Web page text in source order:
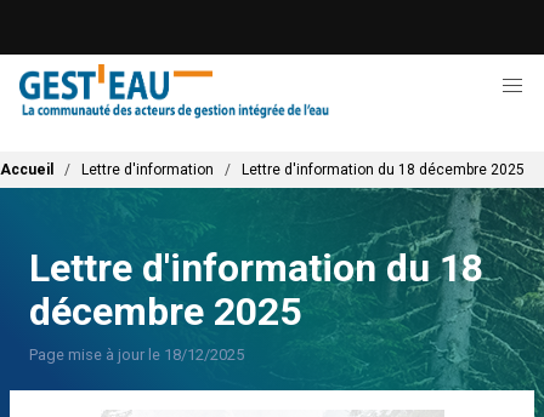
contenu
principal
Fil d'Ariane
Accueil Lettre d'information Lettre d'information du 18 décembre 2025
Lettre d'information du 18
décembre 2025
Page mise à jour le 18/12/2025